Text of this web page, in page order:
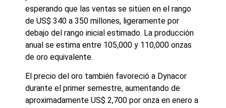
esperando que las ventas se sitúen en el rango
de US$ 340 a 350 millones, ligeramente por
debajo del rango inicial estimado. La producción
anual se estima entre 105,000 y 110,000 onzas
de oro equivalente.
El precio del oro también favoreció a Dynacor
durante el primer semestre, aumentando de
aproximadamente US$ 2,700 por onza en enero a